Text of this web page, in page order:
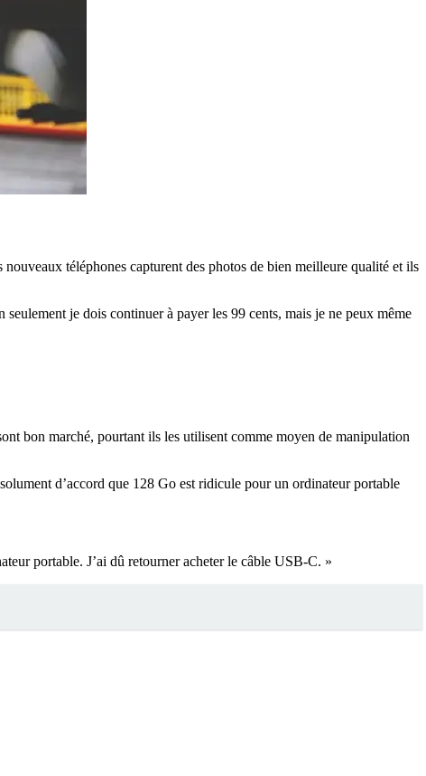
téléphones capturent des photos de bien meilleure qualité et ils
je dois continuer à payer les 99 cents, mais je ne peux même
bon marché, pourtant ils les utilisent comme moyen de manipulation
d’accord que 128 Go est ridicule pour un ordinateur portable
portable. J’ai dû retourner acheter le câble USB-C. »